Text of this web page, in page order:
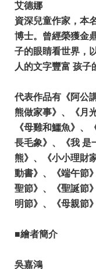
艾德娜
資深兒童作家，本
博士。曾經榮獲金
子的眼睛看世界，
人的文字豐富 孩子
代表作品有《阿公
熊做家事》、《月
《母雞和鱷魚》、
長毛象》、《我 是
熊》、《小小理財
動書》、《端午節
聖節》、《聖誕節
明節》、《母親節
■繪者簡介
吳嘉鴻